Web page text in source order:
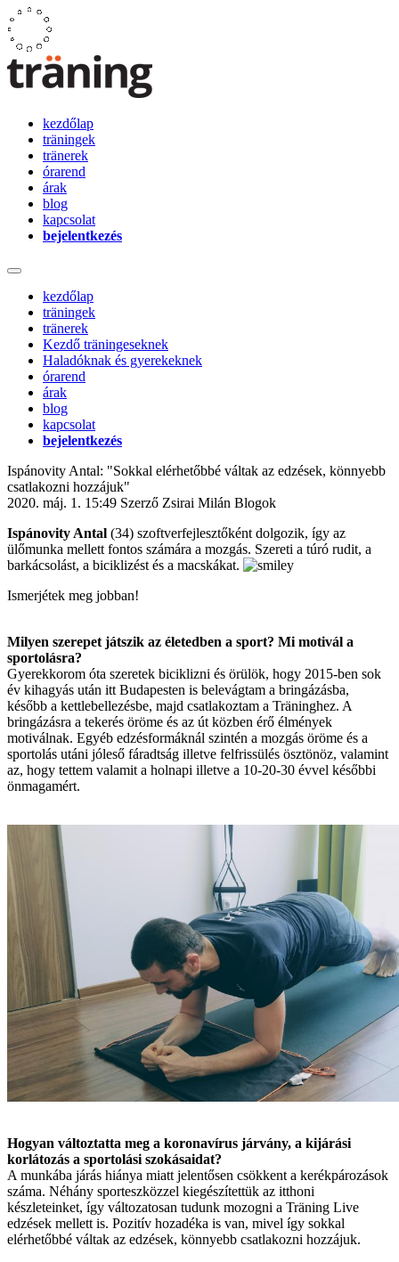
kezdőlap
träningek
tränerek
órarend
árak
blog
kapcsolat
bejelentkezés
kezdőlap
träningek
tränerek
Kezdő träningeseknek
Haladóknak és gyerekeknek
órarend
árak
blog
kapcsolat
bejelentkezés
Ispánovity Antal: "Sokkal elérhetőbbé váltak az edzések, könnyebb
csatlakozni hozzájuk"
2020. máj. 1. 15:49 Szerző Zsirai Milán Blogok
Ispánovity Antal (34) szoftverfejlesztőként dolgozik, így az
ülőmunka mellett fontos számára a mozgás. Szereti a túró rudit, a
barkácsolást, a biciklizést és a macskákat.
Ismerjétek meg jobban!
Milyen szerepet játszik az életedben a sport? Mi motivál a
sportolásra?
Gyerekkorom óta szeretek biciklizni és örülök, hogy 2015-ben sok
év kihagyás után itt Budapesten is belevágtam a bringázásba,
később a kettlebellezésbe, majd csatlakoztam a Träninghez. A
bringázásra a tekerés öröme és az út közben érő élmények
motiválnak. Egyéb edzésformáknál szintén a mozgás öröme és a
sportolás utáni jóleső fáradtság illetve felfrissülés ösztönöz, valamint
az, hogy tettem valamit a holnapi illetve a 10-20-30 évvel későbbi
önmagamért.
Hogyan változtatta meg a koronavírus járvány, a kijárási
korlátozás a sportolási szokásaidat?
A munkába járás hiánya miatt jelentősen csökkent a kerékpározások
száma. Néhány sporteszközzel kiegészítettük az itthoni
készleteinket, így változatosan tudunk mozogni a Träning Live
edzések mellett is. Pozitív hozadéka is van, mivel így sokkal
elérhetőbbé váltak az edzések, könnyebb csatlakozni hozzájuk.